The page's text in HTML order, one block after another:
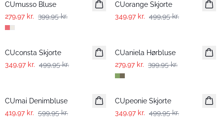
CUmusso Bluse
279,97 kr. 399,95 kr.
CUorange Skjorte
349,97 kr. 499,95 kr.
-30%
CUconsta Skjorte
349,97 kr. 499,95 kr.
CUaniela Hørbluse
279,97 kr. 399,95 kr.
CUmai Denimbluse
419,97 kr. 599,95 kr.
-30%
CUpeonie Skjorte
349,97 kr. 499,95 kr.